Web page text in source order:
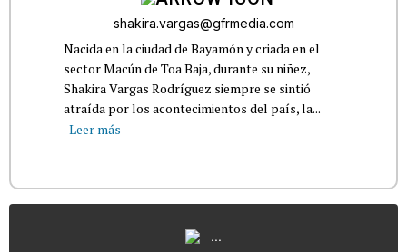
shakira.vargas@gfrmedia.com
Nacida en la ciudad de Bayamón y criada en el
sector Macún de Toa Baja, durante su niñez,
Shakira Vargas Rodríguez siempre se sintió
atraída por los acontecimientos del país, la...
Leer más
...